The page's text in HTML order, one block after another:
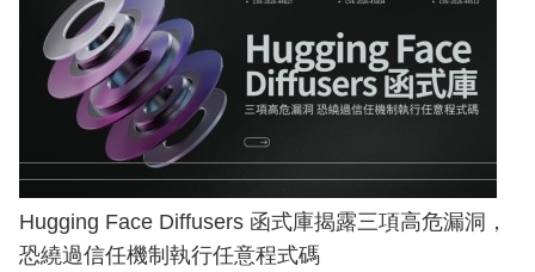
Hugging Face Diffusers 函式庫揭露三項高危漏洞，
恐繞過信任機制執行任意程式碼